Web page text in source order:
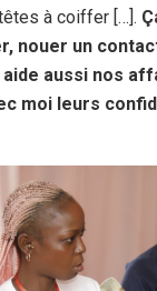
à coiffer […].
nouer un
aussi nos
moi leurs